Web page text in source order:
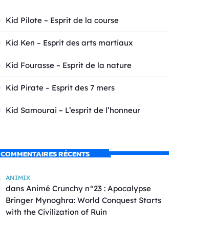
Kid Pilote – Esprit de la course
Kid Ken – Esprit des arts martiaux
Kid Fourasse – Esprit de la nature
Kid Pirate – Esprit des 7 mers
Kid Samourai – L’esprit de l’honneur
COMMENTAIRES RÉCENTS
ANIMIX
dans Animé Crunchy n°23 : Apocalypse
Bringer Mynoghra: World Conquest Starts
with the Civilization of Ruin